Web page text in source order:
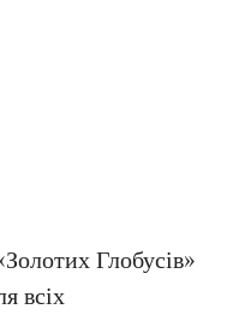
Глобусів»
всіх